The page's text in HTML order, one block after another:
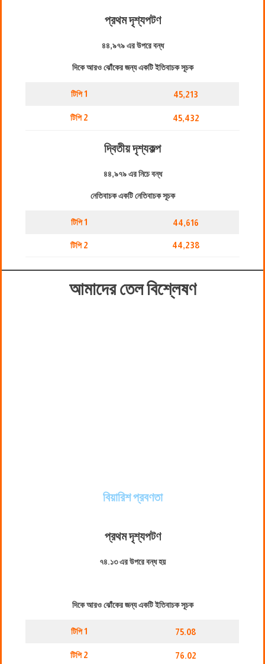
প্রথম দৃশ্যপটণ
৪৪,৯৭৯ এর উপরে বন্ধ
দিকে আরও ঝোঁকের জন্য একটি ইতিবাচক সূচক
টিপি 1 45,213
টিপি 2 45,432
দ্বিতীয় দৃশ্যকল্প
৪৪,৯৭৯ এর নিচে বন্ধ
নেতিবাচক একটি নেতিবাচক সূচক
টিপি 1 44,616
টিপি 2 44,238
আমাদের তেল বিশ্লেষণ
বিয়ারিশ প্রবণতা
প্রথম দৃশ্যপটণ
৭৪.১৩ এর উপরে বন্ধ হয়
দিকে আরও ঝোঁকের জন্য একটি ইতিবাচক সূচক
টিপি 1 75.08
টিপি 2 76.02